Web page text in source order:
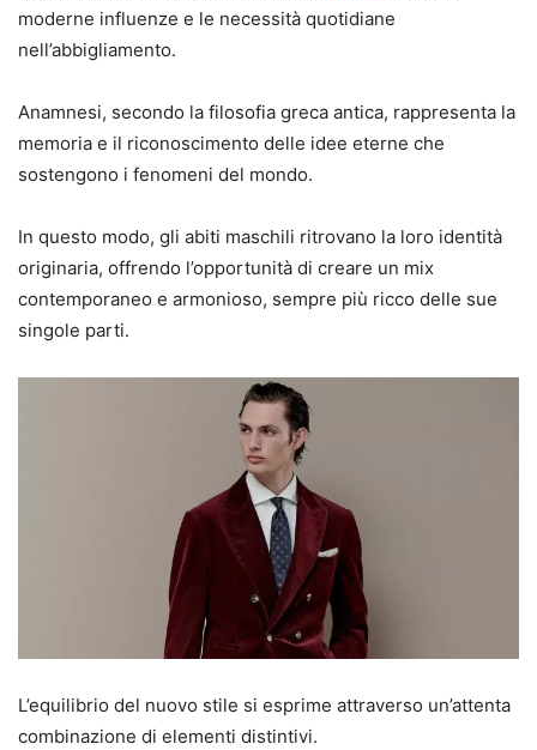
moderne influenze e le necessità quotidiane
nell’abbigliamento.
Anamnesi, secondo la filosofia greca antica, rappresenta la
memoria e il riconoscimento delle idee eterne che
sostengono i fenomeni del mondo.
In questo modo, gli abiti maschili ritrovano la loro identità
originaria, offrendo l’opportunità di creare un mix
contemporaneo e armonioso, sempre più ricco delle sue
singole parti.
L’equilibrio del nuovo stile si esprime attraverso un’attenta
combinazione di elementi distintivi.